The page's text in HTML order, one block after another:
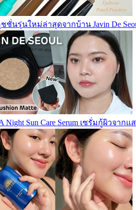
ชั่นรุ่นใหม่ล่าสุดจากบ้าน Javin De
Night Sun Care Serum เซรั่มกู้ผิวจากแ